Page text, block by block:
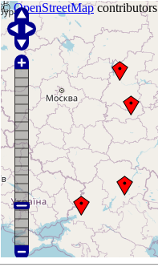
©OpenStreetMapcontributors